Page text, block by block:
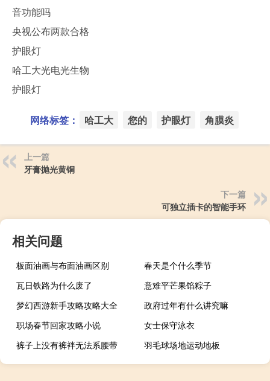
音功能吗
央视公布两款合格
护眼灯
哈工大光电光生物
护眼灯
网络标签： 哈工大 您的 护眼灯 角膜炎
上一篇
牙膏抛光黄铜
下一篇
可独立插卡的智能手环
相关问题
板面油画与布面油画区别
春天是个什么季节
瓦日铁路为什么废了
意难平芒果馅粽子
梦幻西游新手攻略攻略大全
政府过年有什么讲究嘛
职场春节回家攻略小说
女士保守泳衣
裤子上没有裤袢无法系腰带
羽毛球场地运动地板